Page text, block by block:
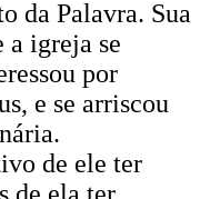
da Palavra. Sua
a igreja se
por
e se arriscou
de ele ter